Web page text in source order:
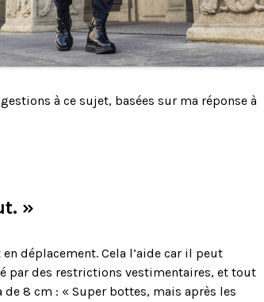
à ce sujet, basées sur ma réponse à
»
déplacement. Cela l’aide car il peut
par des restrictions vestimentaires, et tout
8 cm : « Super bottes, mais après les